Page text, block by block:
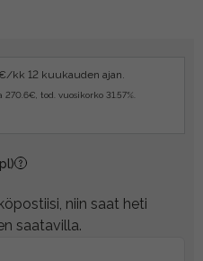
kk 12 kuukauden ajan.
270.6€, tod. vuosikorko 31.57%.
niin saat heti
saatavilla.